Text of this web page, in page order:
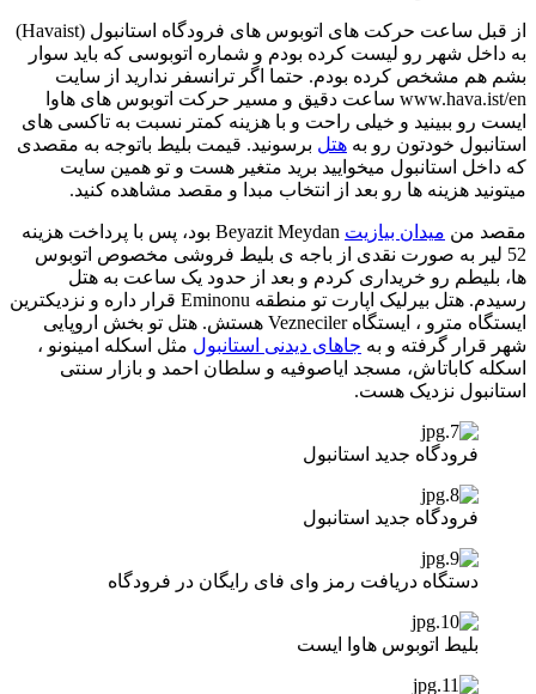
از قبل ساعت حرکت های اتوبوس های فرودگاه استانبول (Havaist)
به داخل شهر رو لیست کرده بودم و شماره اتوبوسی که باید سوار
بشم هم مشخص کرده بودم. حتما اگر ترانسفر ندارید از سایت
www.hava.ist/en ساعت دقیق و مسیر حرکت اتوبوس های هاوا
ایست رو ببینید و خیلی راحت و با هزینه کمتر نسبت به تاکسی های
استانبول خودتون رو به هتل برسونید. قیمت بلیط باتوجه به مقصدی
که داخل استانبول میخوایید برید متغیر هست و تو همین سایت
میتونید هزینه ها رو بعد از انتخاب مبدا و مقصد مشاهده کنید.
مقصد من میدان بیازیت
Beyazit Meydan بود، پس با پرداخت هزینه
52 لیر به صورت نقدی از باجه ی بلیط فروشی مخصوص اتوبوس
ها، بلیطم رو خریداری کردم و بعد از حدود یک ساعت به هتل
رسیدم. هتل بیرلیک اپارت تو منطقه Eminonu قرار داره و نزدیکترین
ایستگاه مترو ، ایستگاه Vezneciler هستش. هتل تو بخش اروپایی
شهر قرار گرفته و به جاهای دیدنی استانبول مثل اسکله امینونو ،
اسکله کاباتاش، مسجد ایاصوفیه و سلطان احمد و بازار سنتی
استانبول نزدیک هست.
فرودگاه جدید استانبول
فرودگاه جدید استانبول
دستگاه دریافت رمز وای فای رایگان در فرودگاه
بلیط اتوبوس هاوا ایست